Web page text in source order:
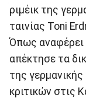
ριμέικ της
ταινίας Toni
Όπως αναφέρει
απέκτησε τα
της
κριτικών στις